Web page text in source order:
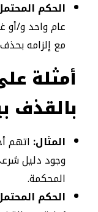
الحكم
مع إلزامه
أمثلة
بالقذف
المثال: اتهم
وجود دليل
المحكمة.
الحكم